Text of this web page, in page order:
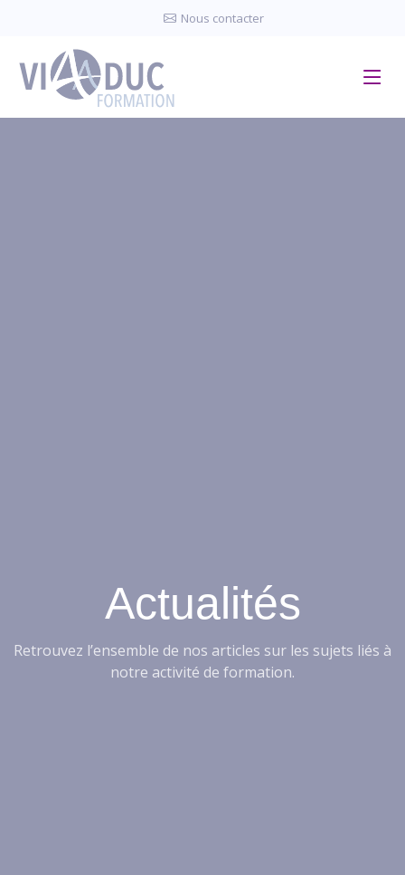
Nous contacter
Actualités
Retrouvez l’ensemble de nos articles sur les sujets liés à
notre activité de formation.
Panneau de gestion des cookies